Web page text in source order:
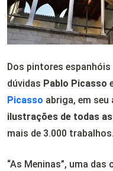
Dos pintores
dúvidas Pablo Picasso
Picasso abriga, em seu
ilustrações de todas
mais de 3.000 trabalhos.
“As Meninas”, uma